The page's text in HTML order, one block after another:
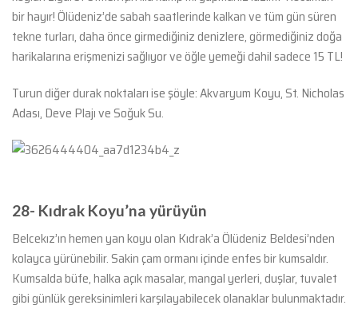
bir hayır! Ölüdeniz’de sabah saatlerinde kalkan ve tüm gün süren
tekne turları, daha önce girmediğiniz denizlere, görmediğiniz doğa
harikalarına erişmenizi sağlıyor ve öğle yemeği dahil sadece 15 TL!
Turun diğer durak noktaları ise şöyle: Akvaryum Koyu, St. Nicholas
Adası, Deve Plajı ve Soğuk Su.
28- Kıdrak Koyu’na yürüyün
Belcekız’ın hemen yan koyu olan Kıdrak’a Ölüdeniz Beldesi’nden
kolayca yürünebilir. Sakin çam ormanı içinde enfes bir kumsaldır.
Kumsalda büfe, halka açık masalar, mangal yerleri, duşlar, tuvalet
gibi günlük gereksinimleri karşılayabilecek olanaklar bulunmaktadır.